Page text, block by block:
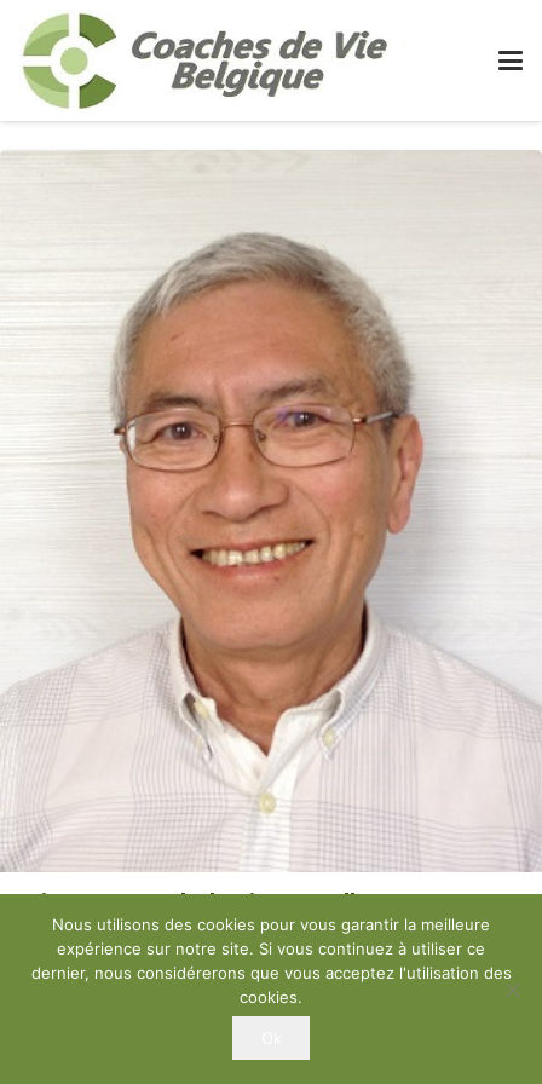
Hai Lam – Coach de vie Bruxelles
Nous utilisons des cookies pour vous garantir la meilleure
expérience sur notre site. Si vous continuez à utiliser ce
dernier, nous considérerons que vous acceptez l'utilisation des
cookies.